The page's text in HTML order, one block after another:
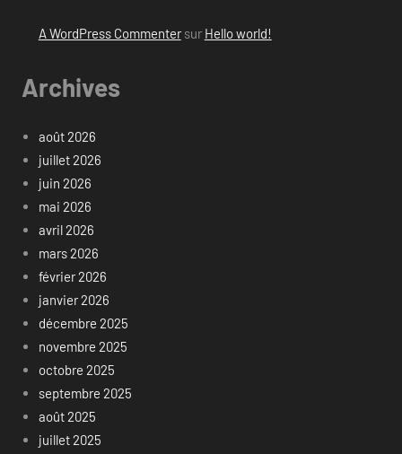
A WordPress Commentersur Hello world!
Archives
août 2026
juillet 2026
juin 2026
mai 2026
avril 2026
mars 2026
février 2026
janvier 2026
décembre 2025
novembre 2025
octobre 2025
septembre 2025
août 2025
juillet 2025